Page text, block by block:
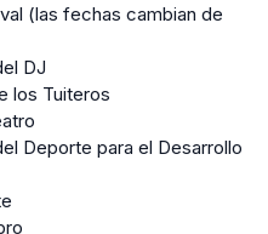
(las fechas cambian de
DJ
los Tuiteros
Deporte para el Desarrollo